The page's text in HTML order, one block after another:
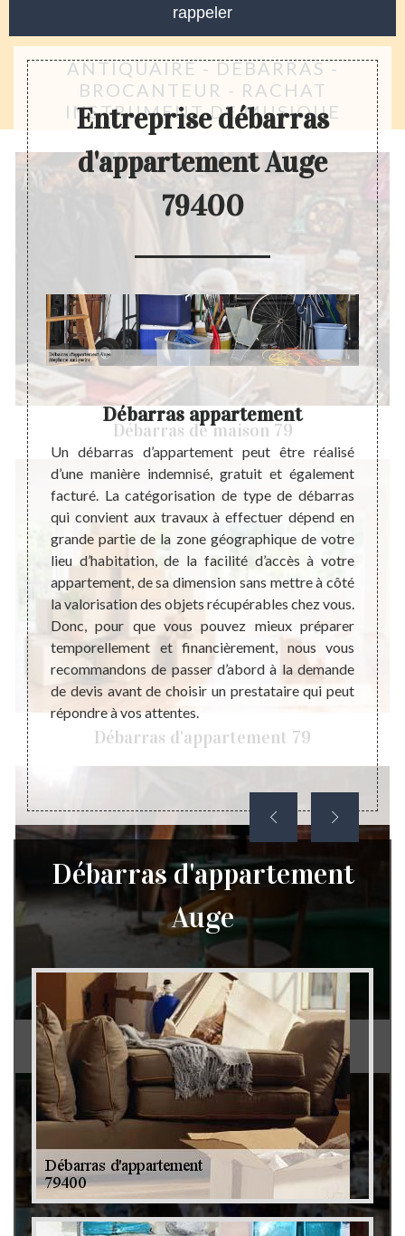
ANTIQUAIRE - DÉBARRAS -
BROCANTEUR - RACHAT
INSTRUMENT DE MUSIQUE
Débarras de maison 79
Débarras d'appartement 79
Débarras de grenier et cave 79
Entreprise débarras
d'appartement Auge
79400
pour
de
vous
sans
Débarras appartement
Un débarras d’appartement peut être réalisé
d’une manière indemnisé, gratuit et également
facturé. La catégorisation de type de débarras
qui convient aux travaux à effectuer dépend en
grande partie de la zone géographique de votre
lieu d’habitation, de la facilité d’accès à votre
appartement, de sa dimension sans mettre à côté
la valorisation des objets récupérables chez vous.
Donc, pour que vous pouvez mieux préparer
temporellement et financièrement, nous vous
recommandons de passer d’abord à la demande
de devis avant de choisir un prestataire qui peut
répondre à vos attentes.
peut
de
de
faire
Débarras d'appartement
Auge